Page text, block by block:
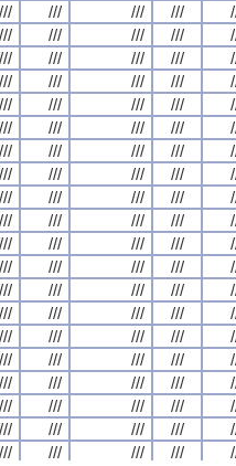
/// /// /// ///
/// /// /// ///
/// /// /// ///
/// /// /// ///
/// /// /// ///
/// /// /// ///
/// /// /// ///
/// /// /// ///
/// /// /// ///
/// /// /// ///
/// /// /// ///
/// /// /// ///
/// /// /// ///
/// /// /// ///
/// /// /// ///
/// /// /// ///
/// /// /// ///
/// /// /// ///
/// /// /// ///
/// /// /// ///
/// /// /// ///
/// /// /// ///
/// /// /// ///
/// /// /// ///
/// /// /// ///
/// /// /// ///
/// /// /// ///
/// /// /// ///
/// /// /// ///
/// /// /// ///
/// /// /// ///
/// /// /// ///
/// /// /// ///
/// /// /// ///
/// /// /// ///
/// /// /// ///
/// /// /// ///
/// /// /// ///
/// /// /// ///
/// /// /// ///
/// /// /// ///
/// /// /// ///
/// /// /// ///
/// /// /// ///
/// /// /// ///
/// /// /// ///
/// /// /// ///
/// /// /// ///
/// /// /// ///
/// /// /// ///
/// /// /// ///
/// /// /// ///
/// /// /// ///
/// /// /// ///
/// /// /// ///
/// /// /// ///
/// /// /// ///
/// /// /// ///
/// /// /// ///
/// /// /// ///
/// /// /// ///
/// /// /// ///
/// /// /// ///
/// /// /// ///
/// /// /// ///
/// /// /// ///
/// /// /// ///
/// /// /// ///
/// /// /// ///
/// /// /// ///
/// /// /// ///
/// /// /// ///
/// /// /// ///
/// /// /// ///
/// /// /// ///
/// /// /// ///
/// /// /// ///
/// /// /// ///
/// /// /// ///
/// /// /// ///